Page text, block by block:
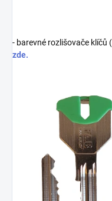
- barevné rozlišovače klíčů
zde.